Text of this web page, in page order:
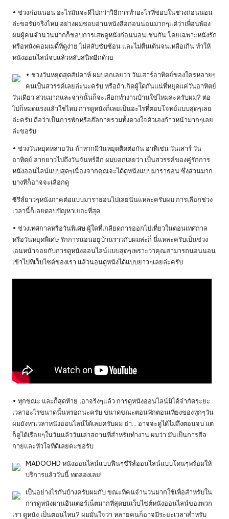
• ช่วงก่อนนอน อะไรมันจะดีไปกว่าวิธีการทำอะไรที่ชอบในช่วงก่อนนอน
ล่ะขอรับจริงไหม อย่างผมชอบอ่านหนังสือก่อนนอนมากๆแต่ว่าเพื่อนพ้อง
ผมผู้คนจำนวนมากก็ชอบการเสพดูหนังก่อนนอนเช่นกัน โดยเฉพาะหนังรัก
หรือหนังคอมเมดี้ที่ดูง่าย ไม่สลับซับซ้อน และไม่ตื่นเต้นจนเหลือเกิน ทำให้
หนังออนไลน์จบแล้วหลับสนิทอีกด้วย
• ช่วงวันหยุดสุดสัปดาห์ ผมบอกเลยว่า วันเสาร์อาทิตย์ของใครหลายๆ
คนเป็นสวรรค์เลยล่ะนะครับ หรือถ้าเกิดผู้ใดกันแน่ที่หยุดแค่วันอาทิตย์
วันเดียว ส่วนมากและจากนั้นก็จะเลือกทำงานบ้านใช่ไหมล่ะครับผม? ต่อ
ไปก็หมดแรงแล้วใช่ไหม การดูหนังก็เลยเป็นอะไรที่ตอบโจทย์แบบสุดๆเลย
ล่ะครับ ถือว่าเป็นการพักหรือฮ๊ลกายรวมทั้งดวงใจตัวเองก้าวหน้ามากๆเลย
ล่ะขอรับ
• ช่วงวันหยุดหลายวัน ถ้าหากมีวันหยุดติดต่อกัน อาทิเช่น วันเสาร์ วัน
อาทิตย์ ลากยาวไปถึงวันจันทร์อีก ผมบอกเลยว่า เป็นสวรรค์ของคู่รักการ
หนังออนไลน์แบบสุดๆเนื่องจากคุณจะได้ดูหนังแบบมาราธอน ซึ่งส่วนมาก
บางทีก็อาจจะเลือกดู
ซีรีส์ยาวๆหนังภาคต่อแบบมาราธอนไปเลยนั่นแหละครับผม การเลือกช่วง
เวลานี้ก็เลยตอบปัญหาเยอะที่สุด
• ช่วงเทศกาลหรือวันพิเศษ ผู้ใดที่เกลียดการออกไปเที่ยวในตอนเทศกาล
หรือวันหยุดพิเศษ รักการนอนอยู่บ้านราวกับผมล่ะก็ นี่แหละครับเป็นช่วง
เอนหน้าจอยกับการดูหนังออนไลน์แบบสุดๆเพราะว่าคุณสามารถนอนนอน
เข้าไปที่เว็บไซต์ของเรา แล้วนอนดูหนังได้แบบยาวๆเลยล่ะครับ
• ทุกขณะ และก็สุดท้าย เอาจริงๆแล้ว การดูหนังออนไลน์มิได้จำกัดระยะ
เวลาอะไรขนาดนั้นหรอกนะครับ ขนาดขณะตอนพักตอนเที่ยงของทุกๆวัน
ผมยังหาเวลาหนังออนไลน์ได้เลยครับผม ฮ่า… อาจจะดูได้ไม่ถึงตอนจบ แต่
ก็ดูได้เรื่อยๆในวันแล้ววันเล่าสถานที่สำหรับทำงาน ผมว่า มันเป็นการฮีล
กายและหัวใจที่ดีเลยคะขอรับ
MADOOHD หนังออนไลน์แบบฟินๆซีรีส์ออนไลน์แบบโดนๆพร้อมให้
บริการแล้ววันนี้ ทดลองเลย!
เป็นอย่างไรกันบ้างครับผมกับ ขณะที่คนจำนวนมากใช้เพื่อสำหรับใน
การดูหนังผ่านอินเตอร์เน็ตมากที่สุดบนเว็บไซต์หนังออนไลน์ของพวก
เรา ดูหนัง เป็นตอนไหน? ผมมั่นใจว่า หลายคนก็อาจมีระยะเวลาสำหรับ